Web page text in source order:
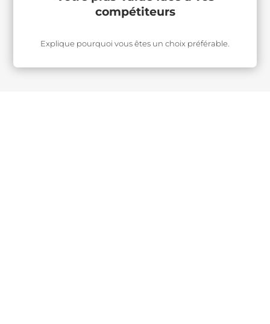
compétiteurs
Explique pourquoi vous êtes un choix préférable.